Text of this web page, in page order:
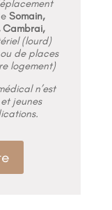
Somain,
Cambrai,
(lourd)
ou de places
logement)
n’est
et jeunes